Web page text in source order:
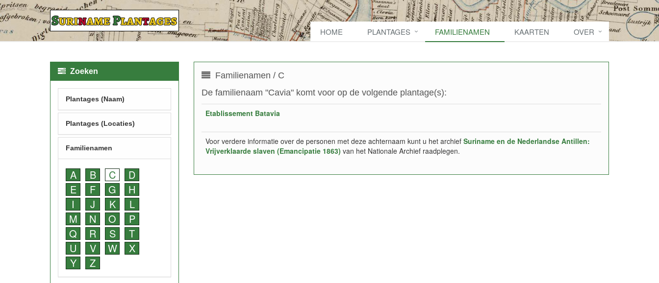
HOME PLANTAGES FAMILIENAMEN KAARTEN OVER
Familienamen / C
De familienaam "Cavia" komt voor op de volgende plantage(s):
Etablissement Batavia
Voor verdere informatie over de personen met deze achternaam kunt u het archief Suriname en de Nederlandse Antillen:
Vrijverklaarde slaven (Emancipatie 1863) van het Nationale Archief raadplegen.
Zoeken
Plantages (Naam)
Plantages (Locaties)
Familienamen
A B C
D
E
F G
H
I
J K
L
M
N O
P
Q
R S
T
U
V W
X
Y
Z